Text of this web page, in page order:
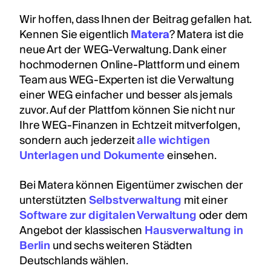
Wir hoffen, dass Ihnen der Beitrag gefallen hat.
Kennen Sie eigentlichMatera? Matera ist die
neue Art der WEG-Verwaltung. Dank einer
hochmodernen Online-Plattform und einem
Team aus WEG-Experten ist die Verwaltung
einer WEG einfacher und besser als jemals
zuvor. Auf der Plattfom können Sie nicht nur
Ihre WEG-Finanzen in Echtzeit mitverfolgen,
sondern auch jederzeitalle wichtigen
Unterlagen und Dokumenteeinsehen.
Bei Matera können Eigentümer zwischen der
unterstütztenSelbstverwaltungmit einer
Software zur digitalen Verwaltungoder dem
Angebot der klassischenHausverwaltung in
Berlinund sechs weiteren Städten
Deutschlands wählen.